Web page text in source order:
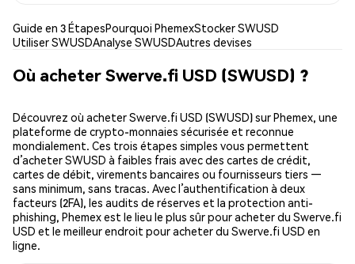
Guide en 3 ÉtapesPourquoi PhemexStocker SWUSD
Utiliser SWUSDAnalyse SWUSDAutres devises
Où acheter Swerve.fi USD (SWUSD) ?
Découvrez où acheter Swerve.fi USD (SWUSD) sur Phemex, une
plateforme de crypto-monnaies sécurisée et reconnue
mondialement. Ces trois étapes simples vous permettent
d’acheter SWUSD à faibles frais avec des cartes de crédit,
cartes de débit, virements bancaires ou fournisseurs tiers —
sans minimum, sans tracas. Avec l’authentification à deux
facteurs (2FA), les audits de réserves et la protection anti-
phishing, Phemex est le lieu le plus sûr pour acheter du Swerve.fi
USD et le meilleur endroit pour acheter du Swerve.fi USD en
ligne.